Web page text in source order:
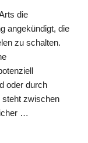
die
angekündigt, die
zu schalten.
oder durch
steht zwischen
…